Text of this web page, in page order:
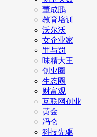
董成鹏
教育培训
沃尔沃
女企业家
罪与罚
味精大王
创业圈
生态圈
财富观
互联网创业
黄金
冯仑
科技先驱